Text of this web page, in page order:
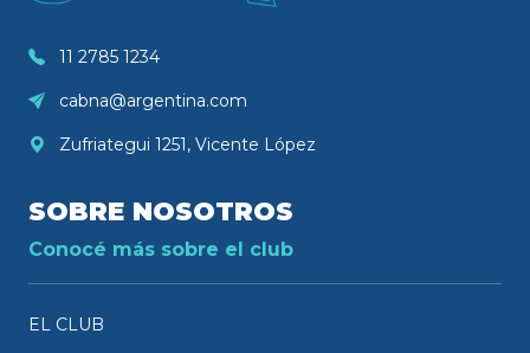
11 2785 1234
cabna@argentina.com
Zufriategui 1251, Vicente López
SOBRE NOSOTROS
Conocé más sobre el club
EL CLUB